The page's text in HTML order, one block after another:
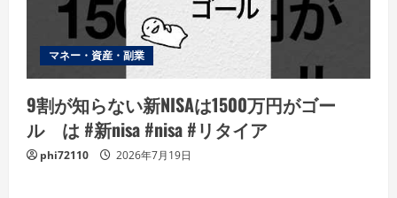
マネー・資産・副業
9割が知らない新NISAは1500万円がゴー
ル は #新nisa #nisa #リタイア
phi72110 2026年7月19日